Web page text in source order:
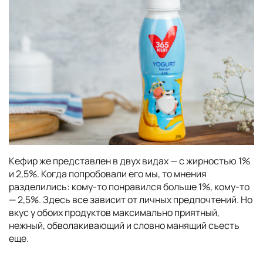
Кефир же представлен в двух видах — с жирностью 1%
и 2,5%. Когда попробовали его мы, то мнения
разделились: кому-то понравился больше 1%, кому-то
— 2,5%. Здесь все зависит от личных предпочтений. Но
вкус у обоих продуктов максимально приятный,
нежный, обволакивающий и словно манящий съесть
еще.